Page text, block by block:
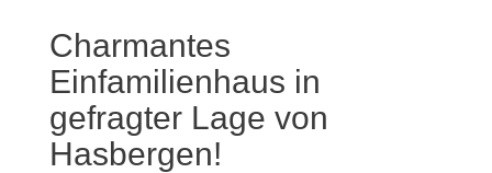
Charmantes
Einfamilienhaus in
gefragter Lage von
Hasbergen!